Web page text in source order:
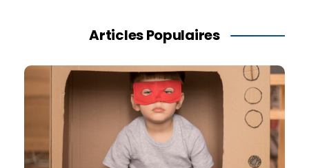
Articles Populaires